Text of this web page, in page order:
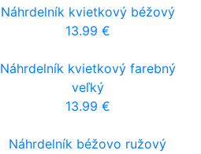
Náhrdelník kvietkový béžový
13.99 €
Náhrdelník kvietkový farebný
veľký
13.99 €
Náhrdelník béžovo ružový